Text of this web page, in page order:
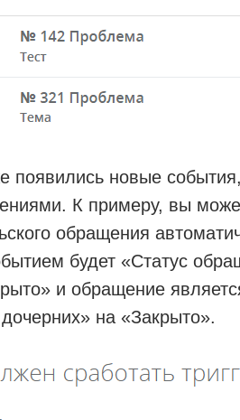
появились новые
К примеру, вы
обращения
будет «Статус
и обращение
на «Закрыто».